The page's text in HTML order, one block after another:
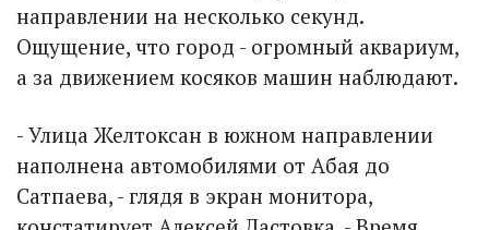
направлении на несколько секунд.
Ощущение, что город - огромный аквариум,
а за движением косяков машин наблюдают.
- Улица Желтоксан в южном направлении
наполнена автомобилями от Абая до
Сатпаева, - глядя в экран монитора,